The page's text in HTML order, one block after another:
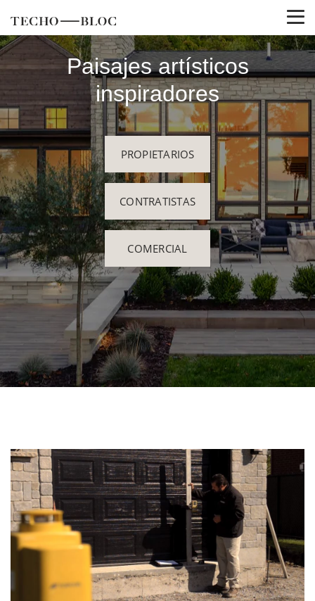
Paisajes artísticos
inspiradores
PROPIETARIOS
CONTRATISTAS
COMERCIAL